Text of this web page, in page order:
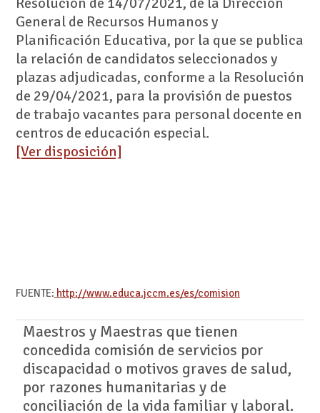
General de Recursos Humanos y
Planificación Educativa, por la que se publica
la relación de candidatos seleccionados y
plazas adjudicadas, conforme a la Resolución
de 29/04/2021, para la provisión de puestos
de trabajo vacantes para personal docente en
centros de educación especial.
[Ver disposición]
FUENTE: http://www.educa.jccm.es/es/comision
Maestros y Maestras que tienen
concedida comisión de servicios por
discapacidad o motivos graves de salud,
por razones humanitarias y de
conciliación de la vida familiar y laboral.